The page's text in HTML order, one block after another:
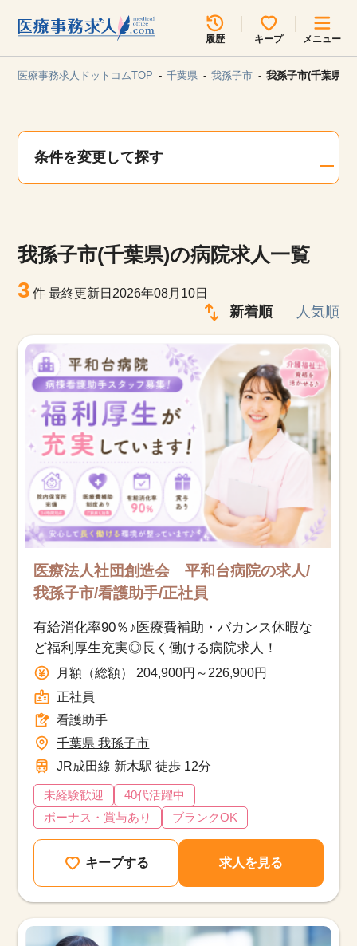
履歴 キープ メニュー
見学会・イベント情報
よくあるご質問
お知らせ
医療事務求人ドットコムとは
サイトの使い方
就職サポート
人材をお探しの医療機関・企業様
運営会社
医療事務求人ドットコムTOP 千葉県 我孫子市 我孫子市(千葉県)
条件を変更して探す
我孫子市(千葉県)の病院求人一覧
3 件最終更新日2026年08月10日
新着順 人気順
医療法人社団創造会 平和台病院の求人/
我孫子市/看護助手/正社員
有給消化率90％♪医療費補助・バカンス休暇な
ど福利厚生充実◎長く働ける病院求人！
月額（総額） 204,900円～226,900円
正社員
看護助手
千葉県 我孫子市
JR成田線 新木駅 徒歩 12分
未経験歓迎
40代活躍中
ボーナス・賞与あり
ブランクOK
キープする 求人を見る
所在地のエリアを選択してください
各支店担当よりご連絡させていただきます。
関東
甲信越・北陸 中国・四国